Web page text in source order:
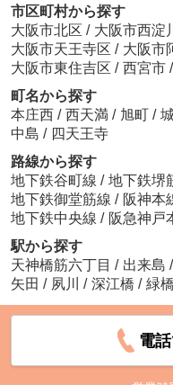
市区町村から探す
大阪市北区 / 大阪市西淀
大阪市天王寺区 / 大阪市
大阪市東住吉区 / 西宮市 /
町名から探す
本庄西 / 西天満 / 旭町 /
中島 / 四天王寺
路線から探す
地下鉄谷町線 / 地下鉄堺
地下鉄御堂筋線 / 阪神本
地下鉄中央線 / 阪急神戸
駅から探す
天神橋筋六丁目 / 出来島 /
矢田 / 夙川 / 深江橋 / 緑橋
電